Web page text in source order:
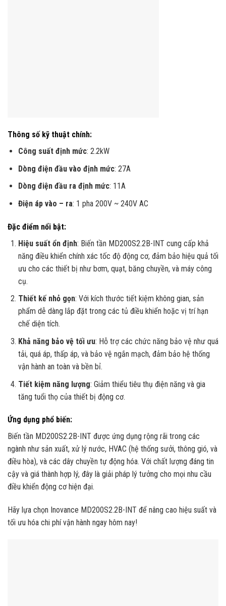
Thông số kỹ thuật chính:
Công suất định mức: 2.2kW
Dòng điện đầu vào định mức: 27A
Dòng điện đầu ra định mức: 11A
Điện áp vào – ra: 1 pha 200V ~ 240V AC
Đặc điểm nổi bật:
Hiệu suất ổn định: Biến tần MD200S2.2B-INT cung cấp khả
năng điều khiển chính xác tốc độ động cơ, đảm bảo hiệu quả tối
ưu cho các thiết bị như bơm, quạt, băng chuyền, và máy công
cụ.
Thiết kế nhỏ gọn: Với kích thước tiết kiệm không gian, sản
phẩm dễ dàng lắp đặt trong các tủ điều khiển hoặc vị trí hạn
chế diện tích.
Khả năng bảo vệ tối ưu: Hỗ trợ các chức năng bảo vệ như quá
tải, quá áp, thấp áp, và bảo vệ ngắn mạch, đảm bảo hệ thống
vận hành an toàn và bền bỉ.
Tiết kiệm năng lượng: Giảm thiểu tiêu thụ điện năng và gia
tăng tuổi thọ của thiết bị động cơ.
Ứng dụng phổ biến:
Biến tần MD200S2.2B-INT được ứng dụng rộng rãi trong các
ngành như sản xuất, xử lý nước, HVAC (hệ thống sưởi, thông gió, và
điều hòa), và các dây chuyền tự động hóa. Với chất lượng đáng tin
cậy và giá thành hợp lý, đây là giải pháp lý tưởng cho mọi nhu cầu
điều khiển động cơ hiện đại.
Hãy lựa chọn Inovance MD200S2.2B-INT để nâng cao hiệu suất và
tối ưu hóa chi phí vận hành ngay hôm nay!